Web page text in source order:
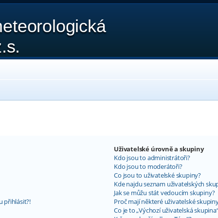
přihlásit?!
Uživatelské úrovně a skupiny
Kdo jsou to administrátoři?
Kdo jsou to moderátoři?
Co jsou to uživatelské skupiny?
Kde najdu seznam uživatelských
Jak se můžu stát vedoucím skupiny?
Proč mají některé uživatelské
Co je to „Výchozí uživatelská